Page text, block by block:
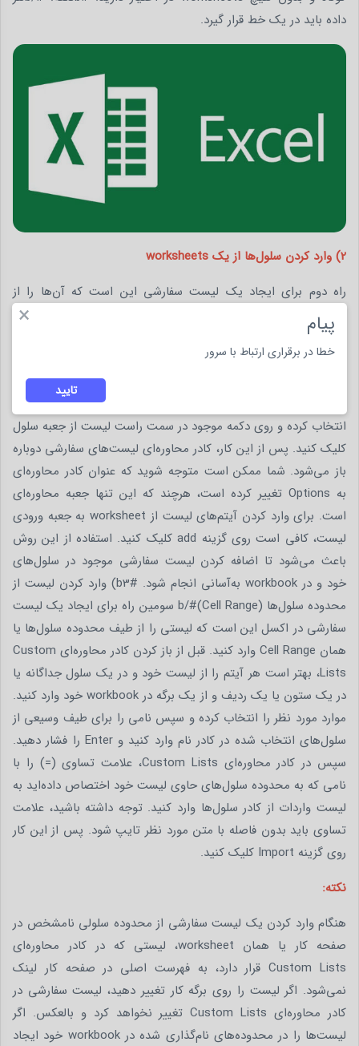
داده باید در یک خط قرار گیرد.
2) وارد کردن سلول‌ها از یک worksheets
راه دوم برای ایجاد یک لیست سفارشی این است که آن‌ها را از
سلول‌ها در یکی از صفحات خود وارد کنید. برای این کار بر روی دکمه
انتخاب سلول در لیست ورود سلول‌ها از جعبه سلول کلیک کنید. کادر
محاوره‌ای، لیست‌های سفارشی را به‌صورت یک لیست کشویی برای
شما باز می‌کند. حال کافی است تا برگه‌ حاوی لیست مورد نظر را
انتخاب کنید. سپس طیف وسیعی از سلول‌های موجود در لیست را
انتخاب کرده و روی دکمه موجود در سمت راست لیست از جعبه سلول
کلیک کنید. پس از این کار، کادر محاوره‌ای لیست‌های سفارشی دوباره
باز می‌شود. شما ممکن است متوجه شوید که عنوان کادر محاوره‌ای
به Options تغییر کرده است، هرچند که این تنها جعبه محاوره‌ای
است. برای وارد کردن آیتم‌های لیست از worksheet به جعبه ورودی
لیست، کافی است روی گزینه add کلیک کنید. استفاده از این روش
باعث می‌شود تا اضافه کردن لیست سفارشی موجود در سلول‌های
خود و در workbook به‌آسانی انجام شود. #b3) وارد کردن لیست از
محدوده سلول‌ها (Cell Range)#/b سومین راه برای ایجاد یک لیست
سفارشی در اکسل این است که لیستی را از طیف محدوده سلول‌ها یا
همان Cell Range وارد کنید. قبل از باز کردن کادر محاوره‌ای Custom
Lists، بهتر است هر آیتم را از لیست خود و در یک سلول جداگانه یا
در یک ستون یا یک ردیف و از یک برگه در workbook خود وارد کنید.
موارد مورد نظر را انتخاب کرده و سپس نامی را برای طیف وسیعی از
سلول‌های انتخاب شده در کادر نام وارد کنید و Enter را فشار دهید.
سپس در کادر محاوره‌ای Custom Lists، علامت تساوی (=) را با
نامی که به محدوده سلول‌های حاوی لیست خود اختصاص داده‌اید به
لیست واردات از کادر سلول‌ها وارد کنید. توجه داشته باشید، علامت
تساوی باید بدون فاصله با متن مورد نظر تایپ شود. پس از این کار
روی گزینه Import کلیک کنید.
نکته:
هنگام وارد کردن یک لیست سفارشی از محدوده سلولی نامشخص در
صفحه کار یا همان worksheet، لیستی که در کادر محاوره‌ای
Custom Lists قرار دارد، به فهرست اصلی در صفحه کار لینک
نمی‌شود. اگر لیست را روی برگه کار تغییر دهید، لیست سفارشی در
کادر محاوره‌ای Custom Lists تغییر نخواهد کرد و بالعکس. اگر
لیست‌ها را در محدوده‌های نام‌گذاری شده در workbook خود ایجاد
× پیام
خطا در برقراری ارتباط با سرور
تایید